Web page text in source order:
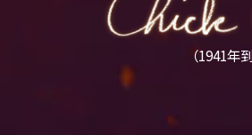
（1941年